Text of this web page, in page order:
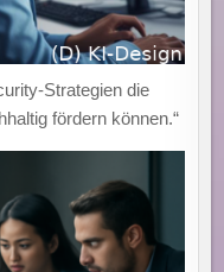
Strategien die
fördern können.“